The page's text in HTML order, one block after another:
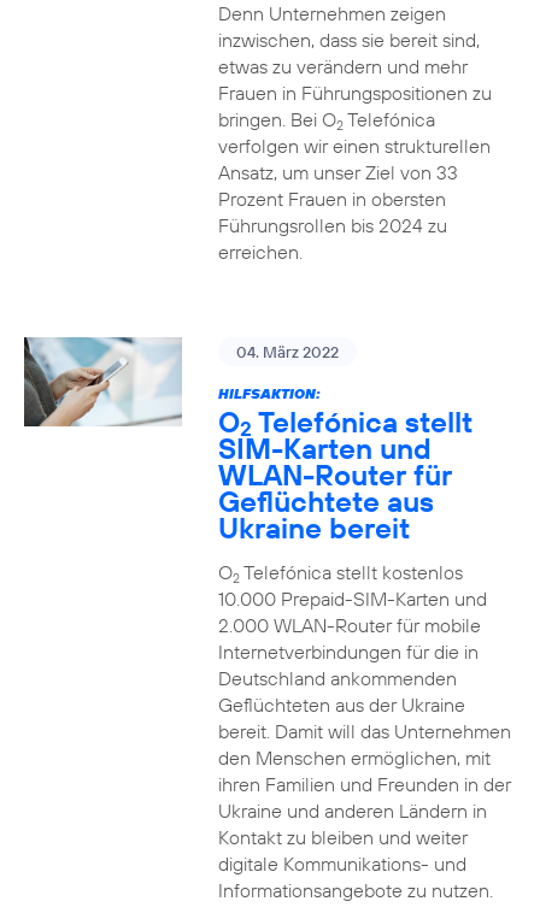
Denn Unternehmen zeigen
inzwischen, dass sie bereit sind,
etwas zu verändern und mehr
Frauen in Führungspositionen zu
bringen. Bei O2Telefónica
verfolgen wir einen strukturellen
Ansatz, um unser Ziel von 33
Prozent Frauen in obersten
Führungsrollen bis 2024 zu
erreichen.
04. März 2022
HILFSAKTION:
O2 Telefónica stellt
SIM-Karten und
WLAN-Router für
Geflüchtete aus
Ukraine bereit
O2Telefónica stellt kostenlos
10.000 Prepaid-SIM-Karten und
2.000 WLAN-Router für mobile
Internetverbindungen für die in
Deutschland ankommenden
Geflüchteten aus der Ukraine
bereit. Damit will das Unternehmen
den Menschen ermöglichen, mit
ihren Familien und Freunden in der
Ukraine und anderen Ländern in
Kontakt zu bleiben und weiter
digitale Kommunikations- und
Informationsangebote zu nutzen.